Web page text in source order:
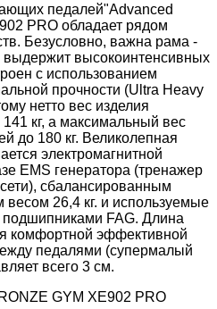
педалей"Advanced
PRO обладает рядом
Безусловно, важна рама -
выдержит высокоинтенсивных
с использованием
прочности (Ultra Heavy
нетто вес изделия
кг, а максимальный вес
до 180 кг. Великолепная
электромагнитной
EMS генератора (тренажер
cбалансированным
26,4 кг. и используемые
FAG. Длина
комфортной эффективной
педалями (супермалый
всего 3 см.
GYM XE902 PRO